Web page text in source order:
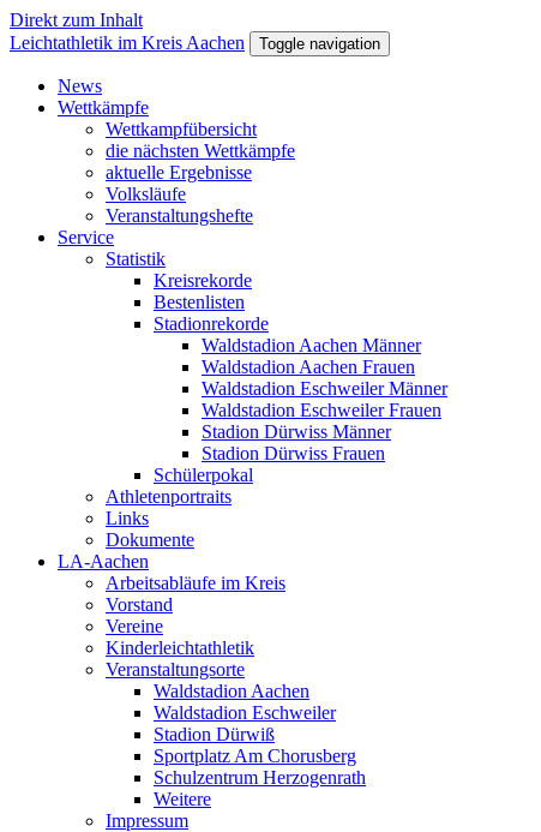
Direkt zum Inhalt
Leichtathletik im Kreis Aachen
Toggle navigation
News
Wettkämpfe
Wettkampfübersicht
die nächsten Wettkämpfe
aktuelle Ergebnisse
Volksläufe
Veranstaltungshefte
Service
Statistik
Kreisrekorde
Bestenlisten
Stadionrekorde
Waldstadion Aachen Männer
Waldstadion Aachen Frauen
Waldstadion Eschweiler Männer
Waldstadion Eschweiler Frauen
Stadion Dürwiss Männer
Stadion Dürwiss Frauen
Schülerpokal
Athletenportraits
Links
Dokumente
LA-Aachen
Arbeitsabläufe im Kreis
Vorstand
Vereine
Kinderleichtathletik
Veranstaltungsorte
Waldstadion Aachen
Waldstadion Eschweiler
Stadion Dürwiß
Sportplatz Am Chorusberg
Schulzentrum Herzogenrath
Weitere
Impressum